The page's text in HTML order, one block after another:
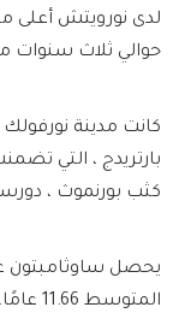
حوالي ثلاث سنوات
كانت مدينة نورفولك
كثب بورنموث ، دورست
يحصل ساوثامبتون
المتوسط ​​11.66 عامًا.